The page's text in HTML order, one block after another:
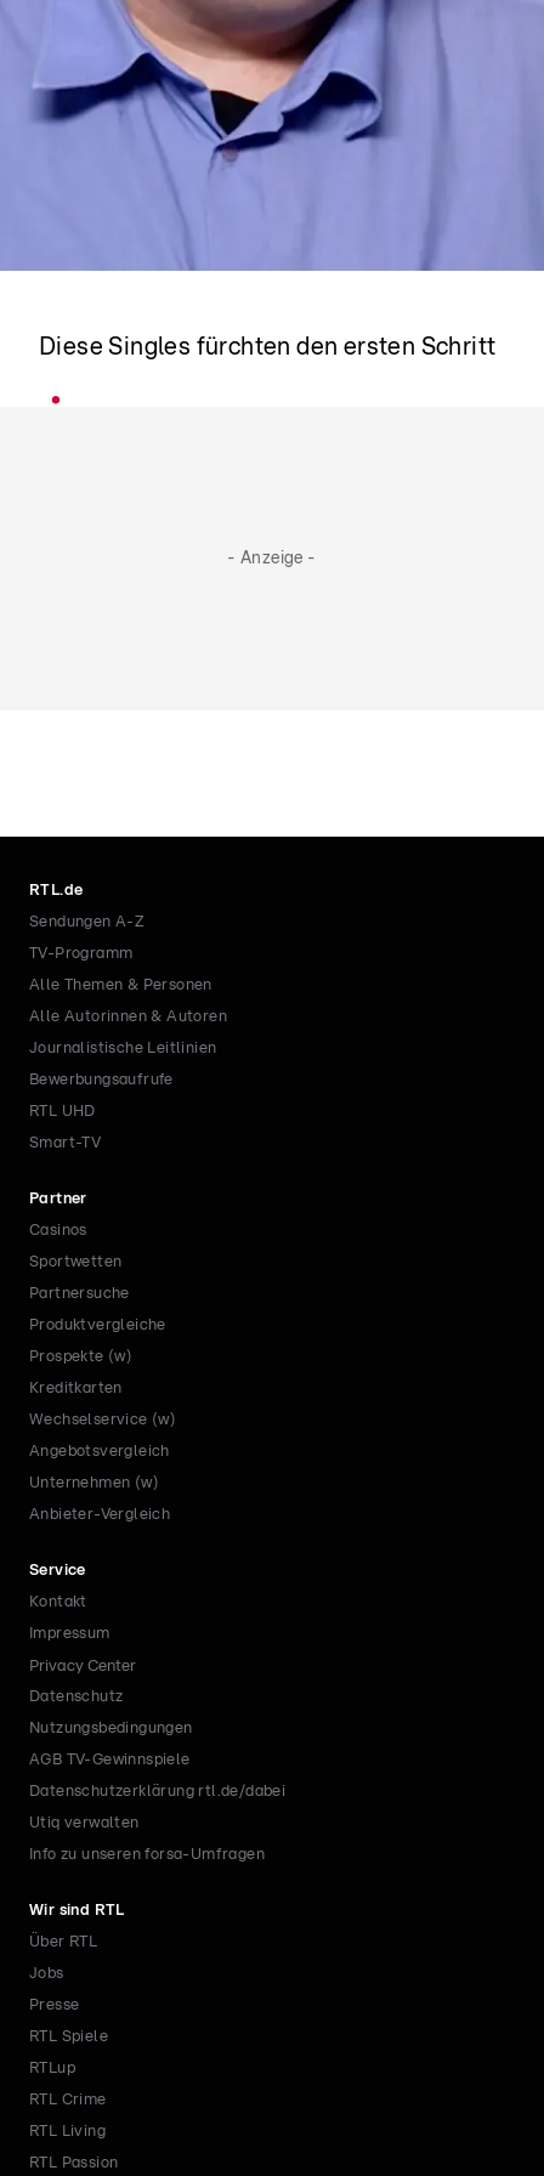
Diese Singles fürchten den ersten Schritt
- Anzeige -
RTL.de
Sendungen A-Z
TV-Programm
Alle Themen & Personen
Alle Autorinnen & Autoren
Journalistische Leitlinien
Bewerbungsaufrufe
RTL UHD
Smart-TV
Partner
Casinos
Sportwetten
Partnersuche
Produktvergleiche
Prospekte (w)
Kreditkarten
Wechselservice (w)
Angebotsvergleich
Unternehmen (w)
Anbieter-Vergleich
Service
Kontakt
Impressum
Privacy Center
Datenschutz
Nutzungsbedingungen
AGB TV-Gewinnspiele
Datenschutzerklärung rtl.de/dabei
Utiq verwalten
Info zu unseren forsa-Umfragen
Wir sind RTL
Über RTL
Jobs
Presse
RTL Spiele
RTLup
RTL Crime
RTL Living
RTL Passion